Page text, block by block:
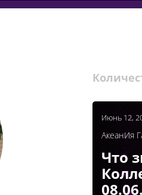
Июнь 12,
АкеанИя
Что